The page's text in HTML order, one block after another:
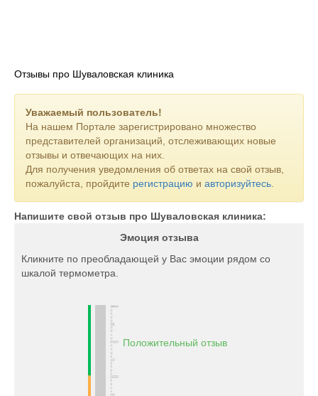
Отзывы про Шуваловская клиника
Уважаемый пользователь!
На нашем Портале зарегистрировано множество
представителей организаций, отслеживающих новые
отзывы и отвечающих на них.
Для получения уведомления об ответах на свой отзыв,
пожалуйста, пройдите регистрацию и авторизуйтесь
Напишите свой отзыв про Шуваловская клиника:
Эмоция отзыва
Кликните по преобладающей у Вас эмоции рядом со
шкалой термометра.
Положительный отзыв